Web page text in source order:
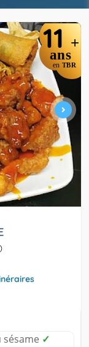
11 +
ans
en TBR
)
sésame ✓